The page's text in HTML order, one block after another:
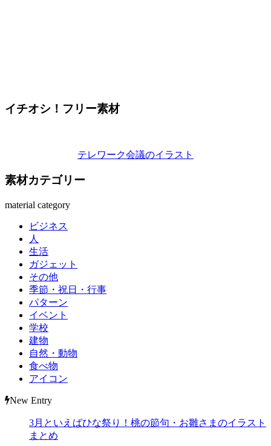
イチオシ！フリー素材
テレワーク会議のイラスト
素材カテゴリー
material category
ビジネス
人
生活
ガジェット
その他
季節・祝日・行事
パターン
イベント
学校
建物
自然・動物
食べ物
アイコン
New Entry
3月といえばひな祭り！桃の節句・お雛さまのイラスト
まとめ